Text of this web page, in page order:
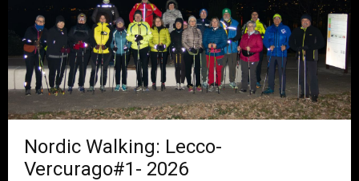
Nordic Walking: Lecco-
Vercurago#1- 2026